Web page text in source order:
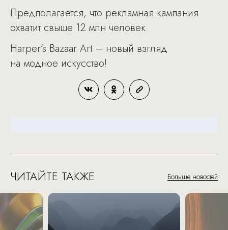
Предполагается, что рекламная кампания
охватит свыше 12 млн человек.
Harper’s Bazaar Art – новый взгляд
на модное искусство!
ЧИТАЙТЕ ТАКЖЕ Больше новостей